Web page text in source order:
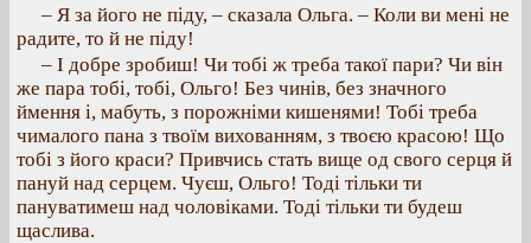
– Я за його не піду, – сказала Ольга. – Коли ви мені не
радите, то й не піду!
– I добре зробиш! Чи тобі ж треба такої пари? Чи він
же пара тобі, тобі, Ольго! Без чинів, без значного
ймення і, мабуть, з порожніми кишенями! Тобі треба
чималого пана з твоїм вихованням, з твоєю красою! Що
тобі з його краси? Привчись стать вище од свого серця й
пануй над серцем. Чуєш, Ольго! Тоді тільки ти
пануватимеш над чоловіками. Тоді тільки ти будеш
щаслива.